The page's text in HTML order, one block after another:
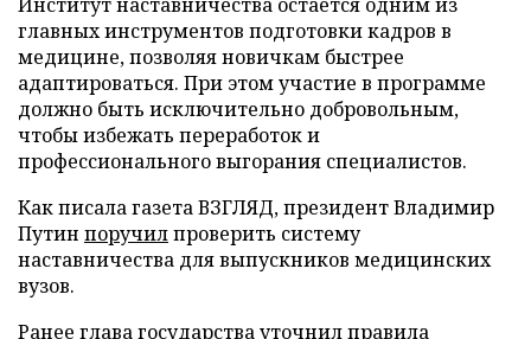
главных инструментов подготовки кадров в
медицине, позволяя новичкам быстрее
адаптироваться. При этом участие в программе
должно быть исключительно добровольным,
чтобы избежать переработок и
профессионального выгорания специалистов.
Как писала газета ВЗГЛЯД, президент Владимир
Путин поручилпроверить систему
наставничества для выпускников медицинских
вузов.
Ранее глава государствауточнилправила